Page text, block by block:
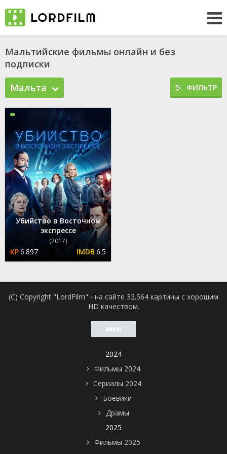
Мальтийские фильмы онлайн и без
подписки
Мальта
ФИЛЬТР
Убийство в Восточном
экспрессе
(2017)
6.897 6.5
(C) Copyright "LordFilm" - на сайте 32.564 картины с хорошим
HD качеством.
2024
Фильмы 2024
Сериалы 2024
Боевики
Драмы
2025
Фильмы 2025